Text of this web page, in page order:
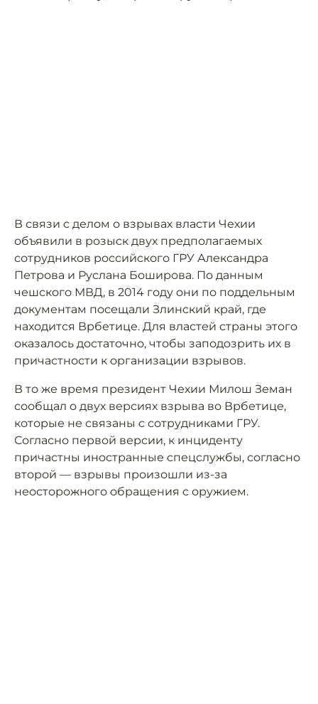
В связи с делом о взрывах власти Чехии
объявили в розыск двух предполагаемых
сотрудников российского ГРУ Александра
Петрова и Руслана Боширова. По данным
чешского МВД, в 2014 году они по поддельным
документам посещали Злинский край, где
находится Врбетице. Для властей страны этого
оказалось достаточно, чтобы заподозрить их в
причастности к организации взрывов.
В то же время президент Чехии Милош Земан
сообщал о двух версиях взрыва во Врбетице,
которые не связаны с сотрудниками ГРУ.
Согласно первой версии, к инциденту
причастны иностранные спецслужбы, согласно
второй — взрывы произошли из-за
неосторожного обращения с оружием.